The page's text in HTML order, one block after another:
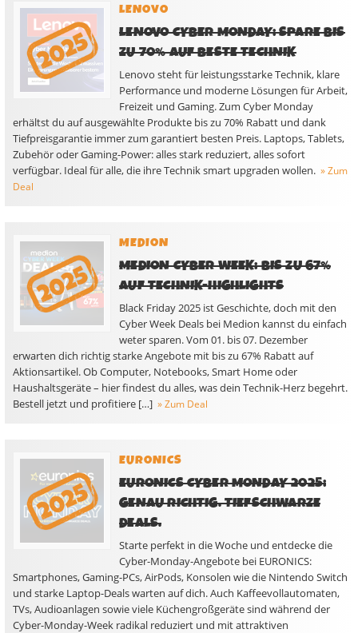
LENOVO
LENOVO CYBER MONDAY: SPARE BIS
ZU 70% AUF BESTE TECHNIK
Lenovo steht für leistungsstarke Technik, klare
Performance und moderne Lösungen für Arbeit,
Freizeit und Gaming. Zum Cyber Monday
erhältst du auf ausgewählte Produkte bis zu 70% Rabatt und dank
Tiefpreisgarantie immer zum garantiert besten Preis. Laptops, Tablets,
Zubehör oder Gaming-Power: alles stark reduziert, alles sofort
verfügbar. Ideal für alle, die ihre Technik smart upgraden wollen. » Zum
Deal
MEDION
MEDION CYBER WEEK: BIS ZU 67%
AUF TECHNIK-HIGHLIGHTS
Black Friday 2025 ist Geschichte, doch mit den
Cyber Week Deals bei Medion kannst du einfach
weter sparen. Vom 01. bis 07. Dezember
erwarten dich richtig starke Angebote mit bis zu 67% Rabatt auf
Aktionsartikel. Ob Computer, Notebooks, Smart Home oder
Haushaltsgeräte – hier findest du alles, was dein Technik-Herz begehrt.
Bestell jetzt und profitiere […] » Zum Deal
EURONICS
EURONICS CYBER MONDAY 2025:
GENAU RICHTIG. TIEFSCHWARZE
DEALS.
Starte perfekt in die Woche und entdecke die
Cyber-Monday-Angebote bei EURONICS:
Smartphones, Gaming-PCs, AirPods, Konsolen wie die Nintendo Switch
und starke Laptop-Deals warten auf dich. Auch Kaffeevollautomaten,
TVs, Audioanlagen sowie viele Küchengroßgeräte sind während der
Cyber-Monday-Week radikal reduziert und mit attraktiven